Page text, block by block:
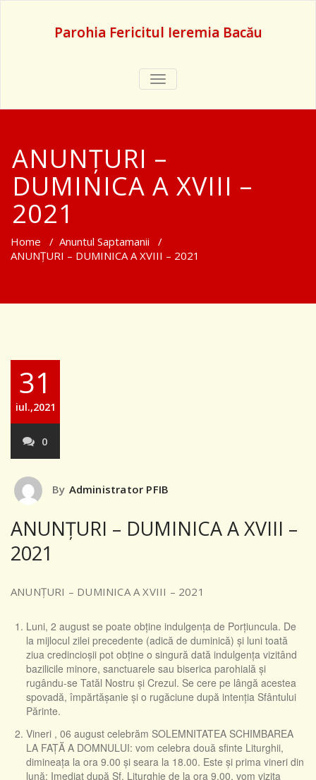
Parohia Fericitul Ieremia Bacău
TOGGLE
NAVIGATION
ANUNȚURI –
DUMINICA A XVIII –
2021
Home / Anuntul Saptamanii /
ANUNȚURI – DUMINICA A XVIII – 2021
31
iul.,2021
0
By Administrator PFIB
ANUNȚURI – DUMINICA A XVIII –
2021
ANUNȚURI – DUMINICA A XVIII – 2021
Luni, 2 august se poate obține indulgența de Porțiuncula. De
la mijlocul zilei precedente (adică de duminică) și luni toată
ziua credincioșii pot obține o singură dată indulgența vizitând
bazilicile minore, sanctuarele sau biserica parohială și
rugându-se Tatăl Nostru și Crezul. Se cere pe lângă acestea
spovadă, împărtășanie și o rugăciune după intenția Sfântului
Părinte.
Vineri , 06 august celebrăm SOLEMNITATEA SCHIMBAREA
LA FAȚĂ A DOMNULUI: vom celebra două sfinte Liturghii,
dimineața la ora 9.00 și seara la 18.00. Este și prima vineri din
lună; Imediat după Sf. Liturghie de la ora 9.00, vom vizita